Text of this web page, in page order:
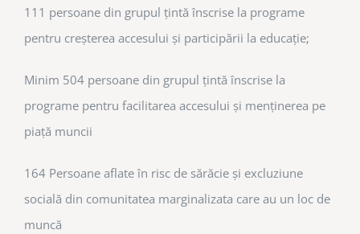
111 persoane din grupul țintă înscrise la programe
pentru creșterea accesului și participării la educație;
Minim 504 persoane din grupul țintă înscrise la
programe pentru facilitarea accesului și menținerea pe
piață muncii
164 Persoane aflate în risc de sărăcie și excluziune
socială din comunitatea marginalizata care au un loc de
muncă